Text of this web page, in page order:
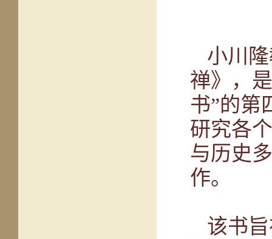
小川
禅》，
书”的第
研究各
与历史
作。
该书